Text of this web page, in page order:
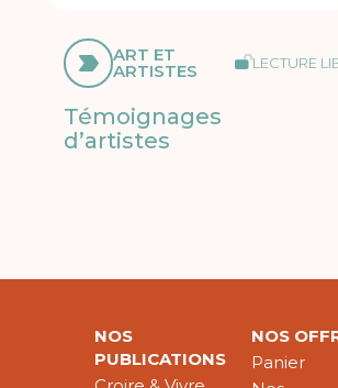
ART ET
ARTISTES LECTURE
Témoignages
d’artistes
NOS
PUBLICATIONS
NOS
Panier